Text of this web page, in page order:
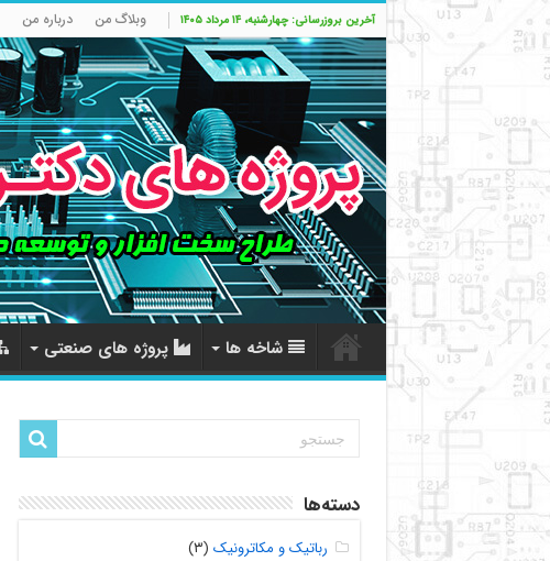
آخرین بروزرسانی: چهارشنبه، ۱۴ مرداد ۱۴۰۵ وبلاگ من درباره من
شاخه ها پروژه های صنعتی
دسته‌ها
رباتیک و مکاترونیک (۳)